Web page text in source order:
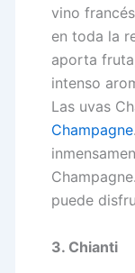
vino
en toda la
aporta
intenso
Las uvas
Champagne
puede
3. Chianti